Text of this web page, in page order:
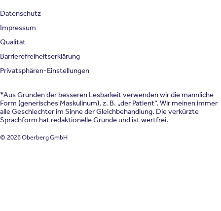
Datenschutz
Impressum
Qualität
Barrierefreiheitserklärung
Privatsphären-Einstellungen
*Aus Gründen der besseren Lesbarkeit verwenden wir die männliche
Form (generisches Maskulinum), z. B. „der Patient“. Wir meinen immer
alle Geschlechter im Sinne der Gleichbehandlung. Die verkürzte
Sprachform hat redaktionelle Gründe und ist wertfrei.
© 2026 Oberberg GmbH